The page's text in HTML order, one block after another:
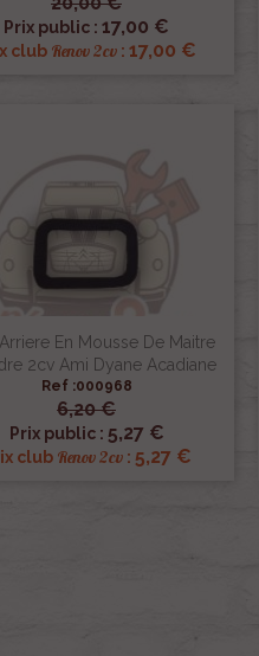
Prix public : 17,00 €
club Renov 2cv : 17,00 €
 Aperçu rapide
En Mousse De Maitre
2cv Ami Dyane Acadiane
Ref :000968
6,20 €
Prix public : 5,27 €
club Renov 2cv: 5,27 €
 Aperçu rapide